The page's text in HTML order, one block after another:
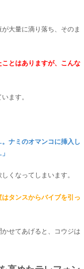
大量に滴り落ち、そのま
とはありますが、こんな
ます。
ナミのオマンコに挿入し
くなってしまいます。
タンスからバイブを引っ
せてあげると、コウジは